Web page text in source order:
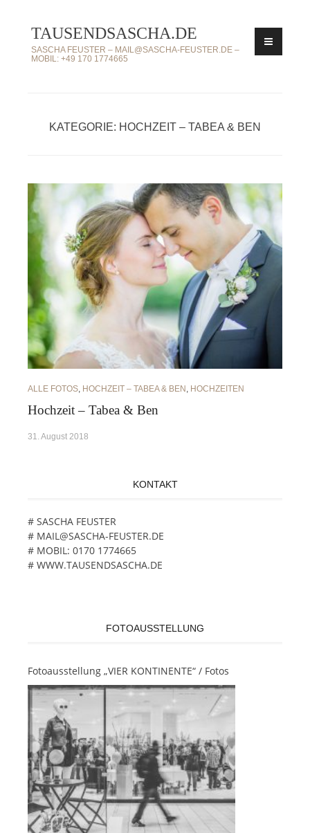
Inhalt
springen
TAUSENDSASCHA.DE
SASCHA FEUSTER – MAIL@SASCHA-FEUSTER.DE –
MOBIL: +49 170 1774665
KATEGORIE: HOCHZEIT – TABEA & BEN
ALLE FOTOS HOCHZEIT – TABEA & BEN HOCHZEITEN
Hochzeit – Tabea & Ben
31. August 2018
KONTAKT
# SASCHA FEUSTER
# MAIL@SASCHA-FEUSTER.DE
# MOBIL: 0170 1774665
# WWW.TAUSENDSASCHA.DE
FOTOAUSSTELLUNG
Fotoausstellung „VIER KONTINENTE“ / Fotos